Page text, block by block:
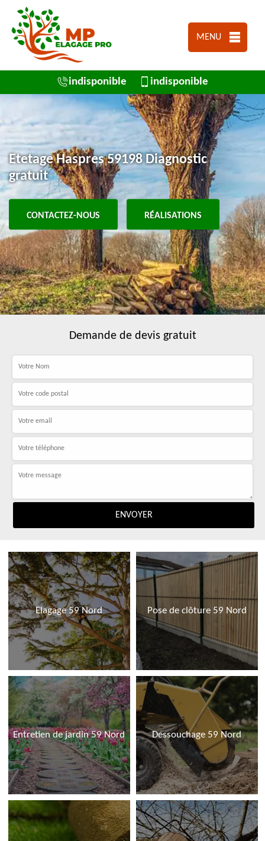
MENU
indisponible indisponible
Etetage Haspres 59198 Diagnostic
gratuit
CONTACTEZ-NOUS RÉALISATIONS
Demande de devis gratuit
Elagage 59 Nord Pose de clôture 59 Nord
Entretien de jardin 59 Nord Dessouchage 59 Nord